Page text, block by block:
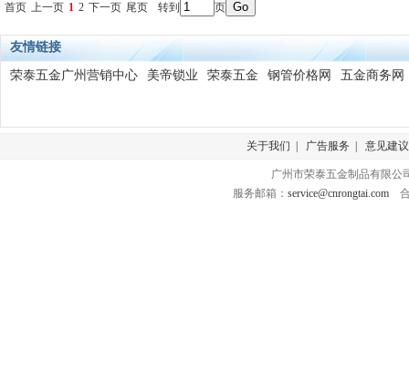
首页 上一页 1 2 下一页 尾页 转到 页
友情链接
荣泰五金广州营销中心 美帝锁业 荣泰五金 钢管价格网 五金商务网
关于我们 广告服务 意见建议
广州市荣泰五金制品有限
服务邮箱： service@cnrongtai.com 合